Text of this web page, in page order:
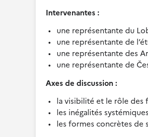
Intervenantes :
une représentante du
une représentante de
une représentante des
une représentante de
Axes de discussion :
la visibilité et le rôle des
les inégalités
les formes concrètes de